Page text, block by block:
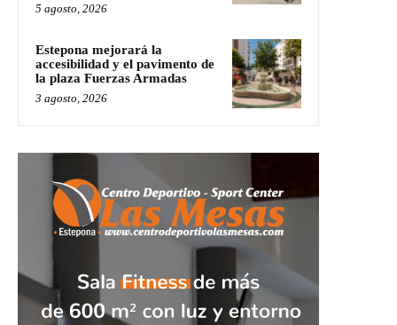
5 agosto, 2026
Estepona mejorará la
accesibilidad y el pavimento de
la plaza Fuerzas Armadas
3 agosto, 2026